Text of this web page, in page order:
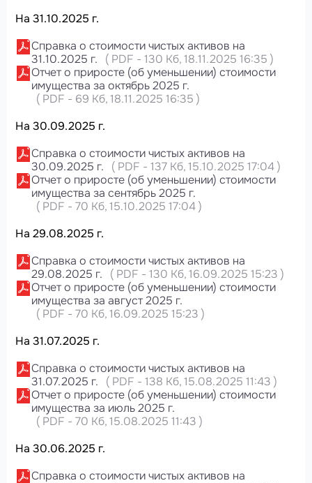
На 31.10.2025 г.
Справка о стоимости чистых активов на
31.10.2025 г.
( PDF - 130 Кб, 18.11.2025 16:35 )
Отчет о приросте (об уменьшении) стоимости
имущества за октябрь 2025 г.
( PDF - 69 Кб, 18.11.2025 16:35 )
На 30.09.2025 г.
Справка о стоимости чистых активов на
30.09.2025 г.
( PDF - 137 Кб, 15.10.2025 17:04)
Отчет о приросте (об уменьшении) стоимости
имущества за сентябрь 2025 г.
( PDF - 70 Кб, 15.10.2025 17:04)
На 29.08.2025 г.
Справка о стоимости чистых активов на
29.08.2025 г.
( PDF - 130 Кб, 16.09.2025 15:23 )
Отчет о приросте (об уменьшении) стоимости
имущества за август 2025 г.
( PDF - 70 Кб, 16.09.2025 15:23 )
На 31.07.2025 г.
Справка о стоимости чистых активов на
31.07.2025 г.
( PDF - 138 Кб, 15.08.2025 11:43 )
Отчет о приросте (об уменьшении) стоимости
имущества за июль 2025 г.
( PDF - 70 Кб, 15.08.2025 11:43 )
На 30.06.2025 г.
Справка о стоимости чистых активов на